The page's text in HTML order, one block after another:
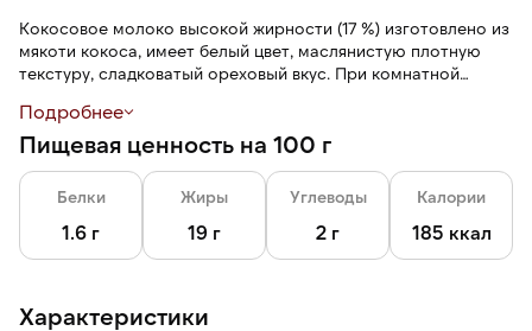
Кокосовое молоко высокой жирности (17 %) изготовлено из
мякоти кокоса, имеет белый цвет, маслянистую плотную
текстуру, сладковатый ореховый вкус. При комнатной
при охлаждении загустевает.
Подробнее
Пищевая ценность на 100 г
Белки
1.6 г
Жиры
19 г
Углеводы
2 г
Калории
185 ккал
Характеристики